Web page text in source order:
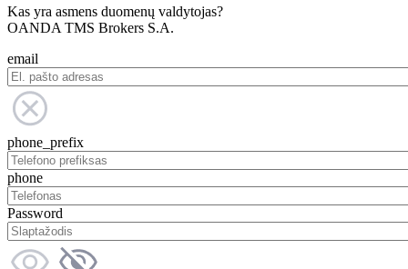
Kas yra asmens duomenų valdytojas?
OANDA TMS Brokers S.A.
email
phone_prefix
phone
Password